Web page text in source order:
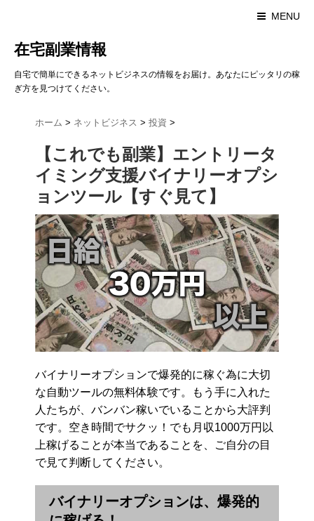
MENU
在宅副業情報
自宅で簡単にできるネットビジネスの情報をお届け。あなたにピッタリの稼
ぎ方を見つけてください。
ホーム > ネットビジネス > 投資 >
【これでも副業】エントリータ
イミング支援バイナリーオプシ
ョンツール【すぐ見て】
バイナリーオプションで爆発的に稼ぐ為に大切
な自動ツールの無料体験です。もう手に入れた
人たちが、バンバン稼いでいることから大評判
です。空き時間でサクッ！でも月収1000万円以
上稼げることが本当であることを、ご自分の目
で見て判断してください。
バイナリーオプションは、爆発的